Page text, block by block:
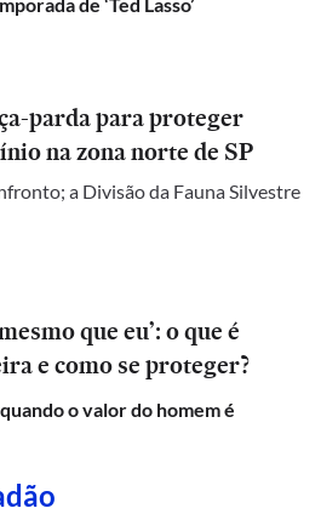
parda para proteger
na zona norte de SP
a Divisão da Fauna Silvestre
que eu’: o que é
e como se proteger?
o valor do homem é